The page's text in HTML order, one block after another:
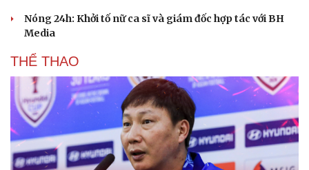
Nóng 24h: Khởi tố nữ ca sĩ và giám đốc hợp tác với BH
Media
THỂ THAO